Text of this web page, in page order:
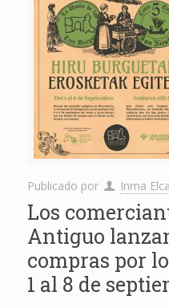
Publicado por Inma
Los
Antiguo
compras por
1 al 8 de